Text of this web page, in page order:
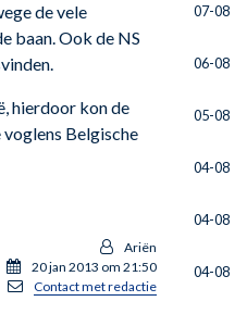
de vele
baan. Ook de NS
hierdoor kon de
Belgische
Ariën
20 jan 2013 om 21:50
Contact met redactie
07-08
06-08
05-08
04-08
04-08
04-08